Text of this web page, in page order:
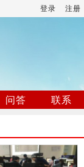
登录 注册
问答
联系